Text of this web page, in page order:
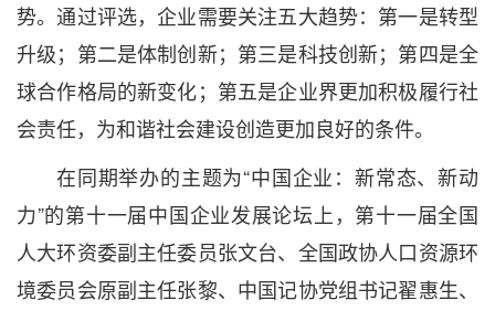
势。通过评选，企业需要关注五大趋势：第一是转型
升级；第二是体制创新；第三是科技创新；第四是全
球合作格局的新变化；第五是企业界更加积极履行社
会责任，为和谐社会建设创造更加良好的条件。
在同期举办的主题为“中国企业：新常态、新动
力”的第十一届中国企业发展论坛上，第十一届全国
人大环资委副主任委员张文台、全国政协人口资源环
境委员会原副主任张黎、中国记协党组书记翟惠生、